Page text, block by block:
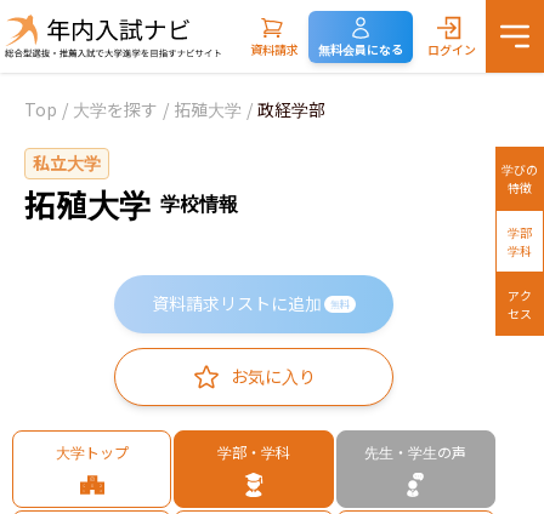
資料請求 無料会員になる ログイン
Top / 大学を探す / 拓殖大学 / 政経学部
私立大学
拓殖大学 学校情報
資料請求リストに追加 無料
お気に入り
大学トップ 学部・学科 先生・学生の声
学びの
特徴
学部
学科
アク
セス